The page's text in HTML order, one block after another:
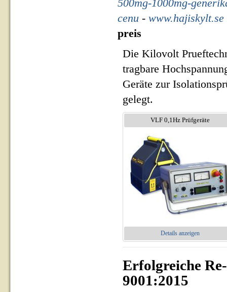
500mg-1000mg-
cenu - www.hajiskylt.se
preis
Die Kilovolt
tragbare
Geräte zur
gelegt.
VLF 0,1Hz Prüfgeräte
Details anzeigen
Erfolgreiche
9001:2015